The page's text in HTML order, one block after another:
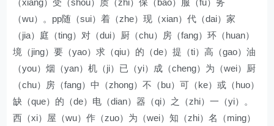
（xiang）受（shou）质（zhi）保（bao）服（fu）务
（wu）。pp随（sui）着（zhe）现（xian）代（dai）家
（jia）庭（ting）对（dui）厨（chu）房（fang）环（huan）
境（jing）要（yao）求（qiu）的（de）提（ti）高（gao）油
（you）烟（yan）机（ji）已（yi）成（cheng）为（wei）厨
（chu）房（fang）中（zhong）不（bu）可（ke）或（huo）
缺（que）的（de）电（dian）器（qi）之（zhi）一（yi）。
西（xi）屋（wu）作（zuo）为（wei）知（zhi）名（ming）